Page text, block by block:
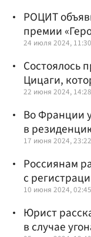
РОЦИТ
премии
24 июля 2024, 11:30
Состоялось
Цицаги,
22 июня 2024, 14:28
Во Франции
в
17 июня 2024, 23:22
Россиянам
с
10 июня 2024, 02:45
Юрист
в случае